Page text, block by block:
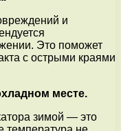
и
Это поможет
с острыми краями
месте.
зимой — это